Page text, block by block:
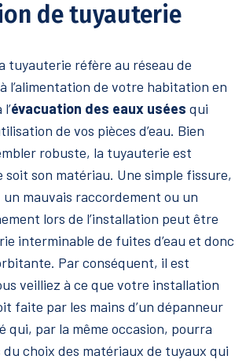
de tuyauterie
tuyauterie réfère au réseau de
l’alimentation de votre habitation en
évacuation des eaux usées qui
de vos pièces d’eau. Bien
robuste, la tuyauterie est
soit son matériau. Une simple fissure,
mauvais raccordement ou un
lors de l’installation peut être
interminable de fuites d’eau et donc
Par conséquent, il est
veilliez à ce que votre installation
faite par les mains d’un dépanneur
qui, par la même occasion, pourra
choix des matériaux de tuyaux qui